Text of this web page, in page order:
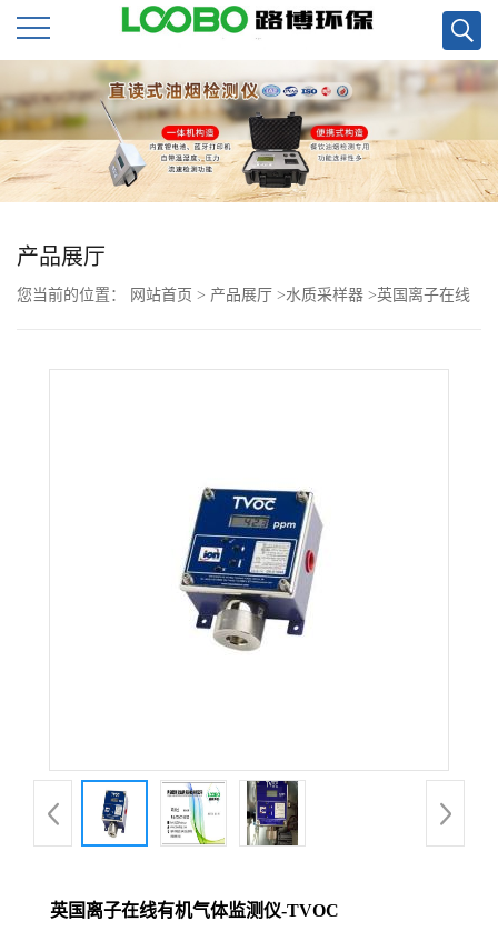
公
司
首
页
公
品
厅
产品展厅
您当前的位置： 网站首页 > 产品展厅 >水质采样器 >英国离子在线
英国离子在线有机气体监测仪-TVOC